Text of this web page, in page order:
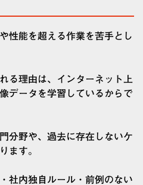
性能を超える作業を苦手とし
る理由は、インターネット上
データを学習しているからで
分野や、過去に存在しないケ
ます。
社内独自ルール・前例のない